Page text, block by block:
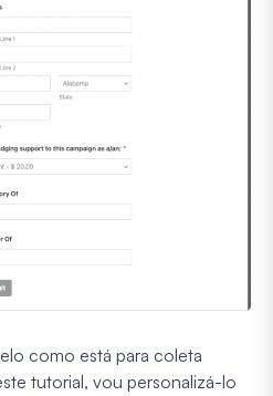
como está para coleta
tutorial, vou personalizá-lo